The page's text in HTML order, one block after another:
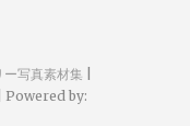
写真素材集
by: